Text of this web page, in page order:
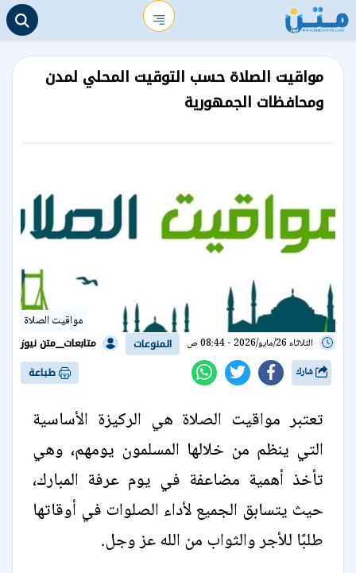
مواقيت الصلاة حسب التوقيت المحلي لمدن
ومحافظات الجمهورية
مواقيت الصلاة
الثلاثاء 26/مايو/2026 - 08:44 ص المنوعات متابعات__متن نيوز
طباعة
تعتبر مواقيت الصلاة هي الركيزة الأساسية
التي ينظم من خلالها المسلمون يومهم، وهي
تأخذ أهمية مضاعفة في يوم عرفة المبارك،
حيث يتسابق الجميع لأداء الصلوات في أوقاتها
طلبًا للأجر والثواب من الله عز وجل.